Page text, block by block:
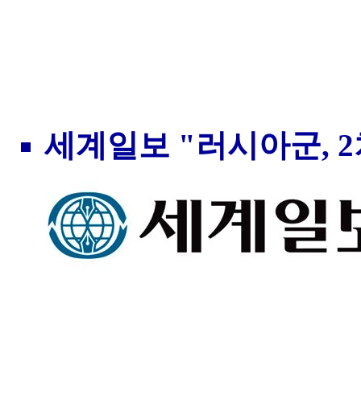
세계일보 "러시아군,